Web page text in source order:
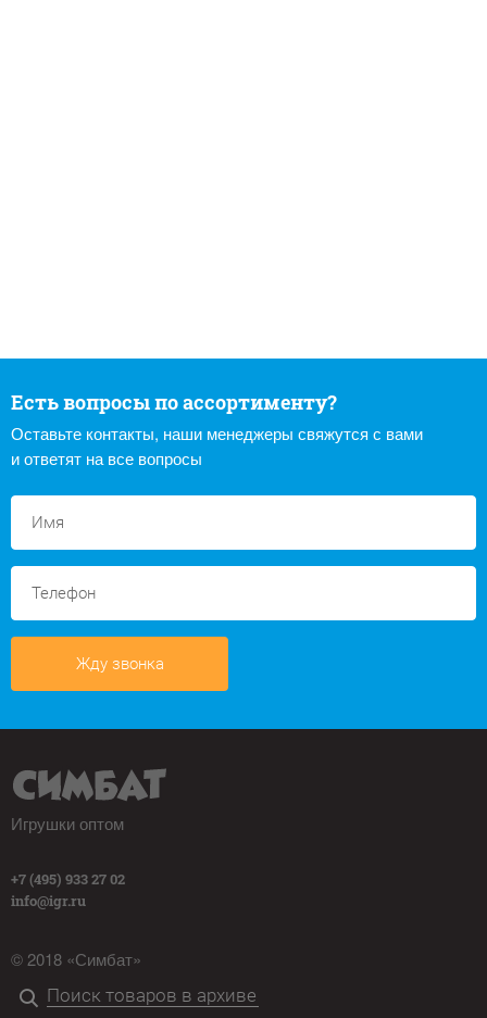
Есть вопросы по ассортименту?
Оставьте контакты, наши менеджеры свяжутся с вами
и ответят на все вопросы
Жду звонка
Игрушки оптом
+7 (495) 933 27 02
info@igr.ru
© 2018 «Симбат»